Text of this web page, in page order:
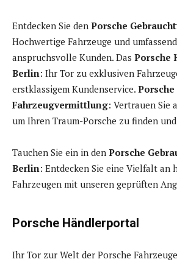
Entdecken Sie den Porsche
Hochwertige Fahrzeuge und
anspruchsvolle Kunden. Das Porsche
Berlin: Ihr Tor zu exklusiven
erstklassigem Kundenservice. Porsche
Fahrzeugvermittlung: Vertrauen Sie
um Ihren Traum-Porsche zu finden
Tauchen Sie ein in den Porsche
Berlin: Entdecken Sie eine Vielfalt an
Fahrzeugen mit unseren geprüften
Porsche Händlerportal
Ihr Tor zur Welt der Porsche